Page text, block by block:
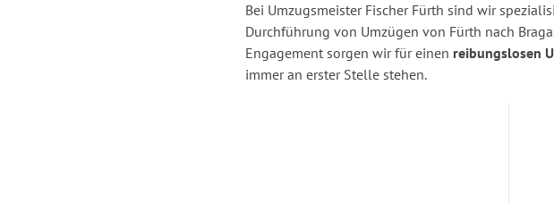
Bei Umzugsmeister Fischer Fürth sind wir
Durchführung von Umzügen von Fürth nach
Engagement sorgen wir für einen reibungslosen
immer an erster Stelle stehen.